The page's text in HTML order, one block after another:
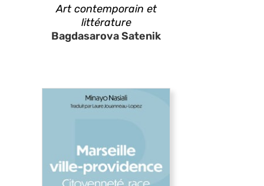
Art contemporain et
littérature
Bagdasarova Satenik